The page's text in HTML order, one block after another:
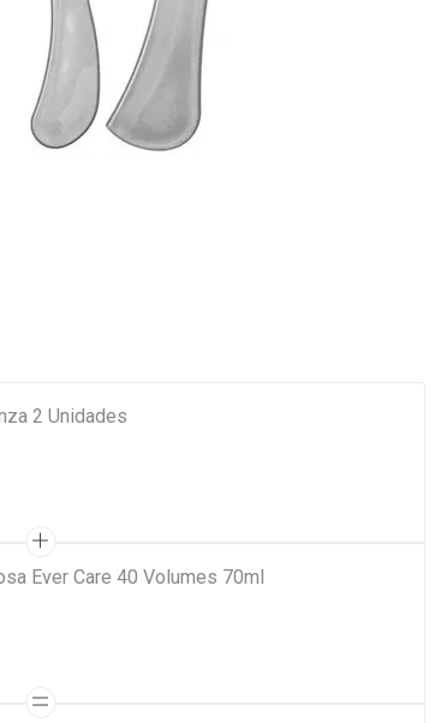
2 Unidades
Ever Care 40 Volumes 70ml